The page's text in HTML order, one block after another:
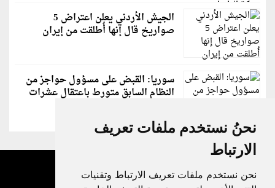
نحنُ نستخدم ملفات تعريف
الارتباط
نحن نستخدم ملفات تعريف الارتباط وتقنيات
الجيش الأردني يعلن اعتراض 5
صواريخ قال إنها أُطلقت من إيران
سوريا: القبض على مسؤول حواجز من
النظام السابق متورط باعتقال عشرات